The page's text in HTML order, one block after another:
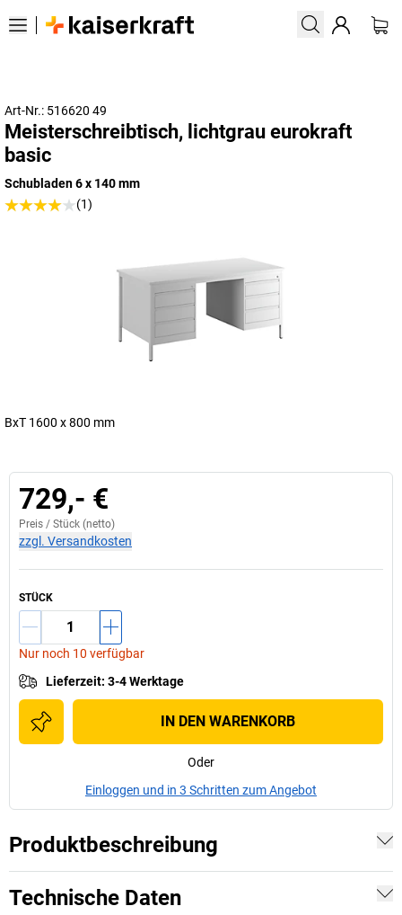
Art-Nr.: 516620 49
Meisterschreibtisch, lichtgrau eurokraft
basic
Schubladen 6 x 140 mm
(1)
BxT 1600 x 800 mm
729,- €
Preis / Stück (netto)
zzgl. Versandkosten
STÜCK
Nur noch 10 verfügbar
Lieferzeit: 3-4 Werktage
IN DEN WARENKORB
Oder
Einloggen und in 3 Schritten zum Angebot
Produktbeschreibung
Technische Daten